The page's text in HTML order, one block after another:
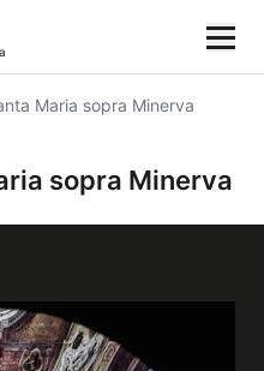
Maria sopra Minerva
sopra Minerva